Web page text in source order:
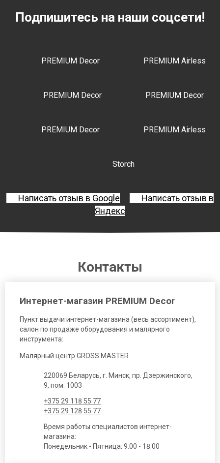
Подпишитесь на наши соцсети!
PREMIUM Decor PREMIUM Airless
PREMIUM Decor PREMIUM Decor
PREMIUM Decor PREMIUM Airless
Storch
Написать отзыв в Google
Написать отзыв в
Яндекс
Контакты
Интернет-магазин PREMIUM Decor
Пункт выдачи интернет-магазина (весь ассортимент),
салон по продаже оборудования и малярного
инструмента:
Малярный центр GROSS MASTER
220069 Беларусь, г. Минск, пр. Дзержинского,
9, пом. 1003
+375 29 118 55 77
+375 29 128 55 77
Время работы специалистов интернет-
магазина:
Понедельник - Пятница: 9.00 - 18:00